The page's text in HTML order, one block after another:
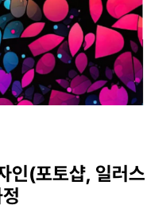
인(포토샵, 일러스